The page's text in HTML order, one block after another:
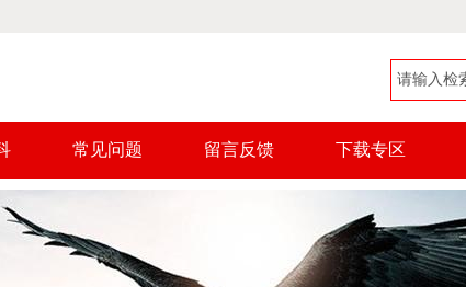
常见问题 留言反馈 下载专区